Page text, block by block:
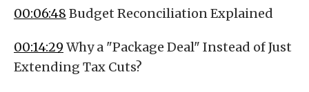
00:06:48 Budget Reconciliation Explained
00:14:29 Why a "Package Deal" Instead of Just
Extending Tax Cuts?